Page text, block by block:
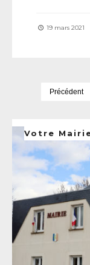
19 mars 2021
Précédent
Votre